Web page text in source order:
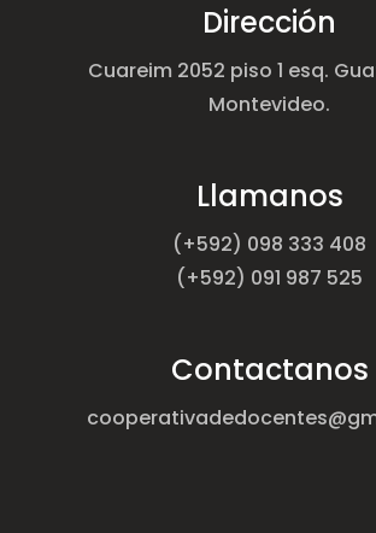
Dirección
Cuareim 2052 piso 1 esq.
Montevideo.
Llamanos
(+592) 098 333 408
(+592) 091 987 525
Contactanos